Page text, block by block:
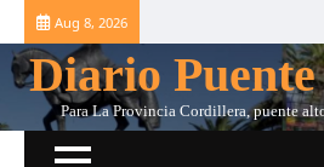
Skip
to
content
Aug 8, 2026
Diario
Para La Provincia Cordillera, puente